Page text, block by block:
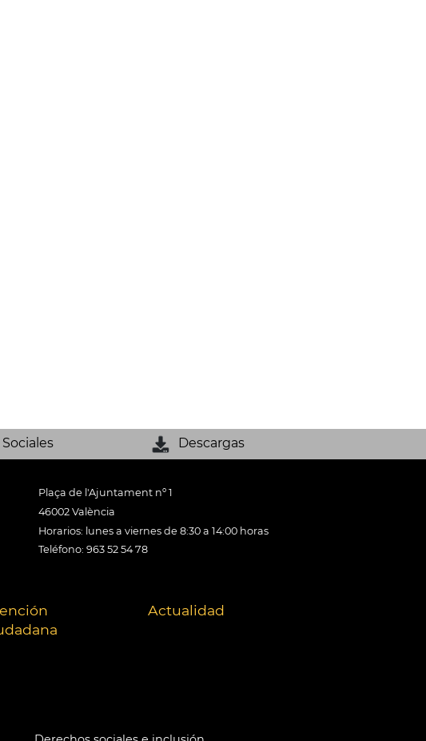
Descargas
Plaça de l'Ajuntament nº 1
46002 València
Horarios: lunes a viernes de 8:30 a 14:00 horas
Teléfono: 963 52 54 78
Actualidad